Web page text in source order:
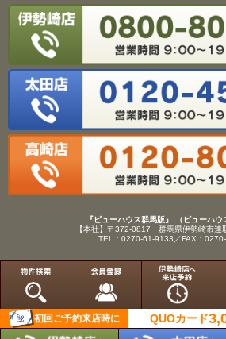
『ビューハウス群馬版』 （ビューハウ
【本社】〒372-0817 群馬県伊勢崎市連
TEL：0270-61-9133／FAX：
Copyright(C)View House(R)Inc.All
初回ご予約来店時に QUOカード